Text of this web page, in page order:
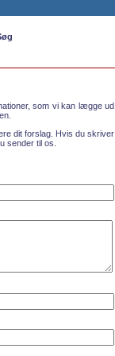
som vi kan lægge ud
dit forslag. Hvis du skriver
sender til os.